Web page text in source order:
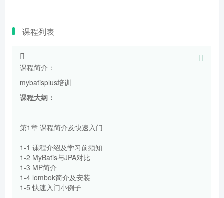
课程列表
课程简介：
mybatisplus培训
课程大纲：
第1章 课程简介及快速入门
1-1 课程介绍及学习前须知
1-2 MyBatis与JPA对比
1-3 MP简介
1-4 lombok简介及安装
1-5 快速入门小例子